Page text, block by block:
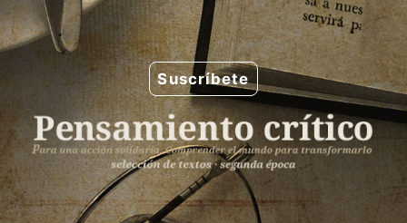
Saltar
al
contenido
Suscríbete